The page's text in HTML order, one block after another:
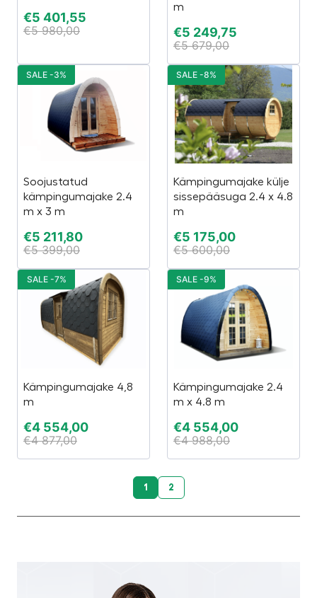
€5 401,55
€5 980,00
m
€5 249,75
€5 679,00
Soojustatud
kämpingumajake 2.4
m x 3 m
€5 211,80
€5 399,00
SALE -3%
Kämpingumajake külje
sissepääsuga 2.4 x 4.8
m
€5 175,00
€5 600,00
SALE -8%
Kämpingumajake 4,8
m
€4 554,00
€4 877,00
SALE -7%
Kämpingumajake 2.4
m x 4.8 m
€4 554,00
€4 988,00
SALE -9%
1 2